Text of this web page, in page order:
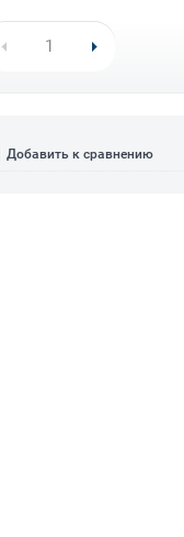
Добавить к сравнению